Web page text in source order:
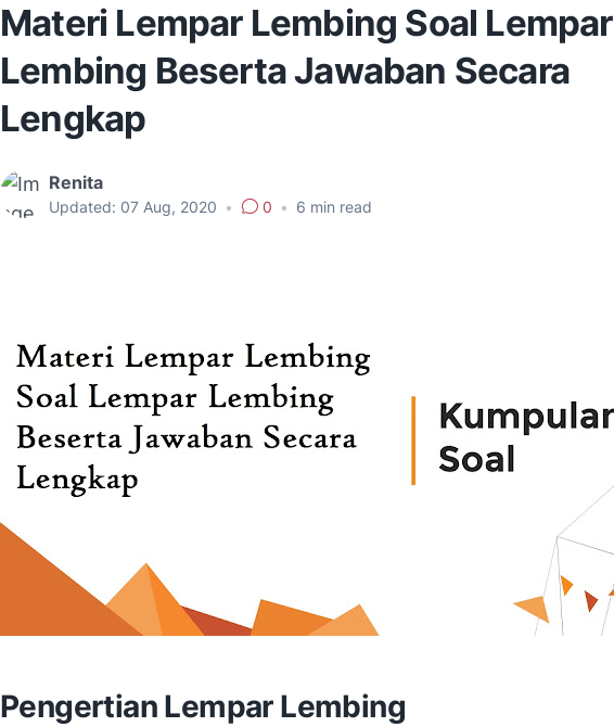
Materi Lempar Lembing Soal Lempar
Lembing Beserta Jawaban Secara
Lengkap
Renita
Updated: 07 Aug, 2020 • 0 • 6 min read
Pengertian Lempar Lembing